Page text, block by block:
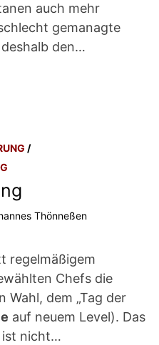
auch mehr
gemanagte
den…
/
Thönneßen
regelmäßigem
Chefs die
Wahl, dem „Tag der
auf neuem Level). Das
ist nicht…